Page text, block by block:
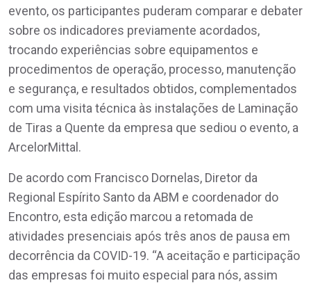
evento, os participantes puderam comparar e debater
sobre os indicadores previamente acordados,
trocando experiências sobre equipamentos e
procedimentos de operação, processo, manutenção
e segurança, e resultados obtidos, complementados
com uma visita técnica às instalações de Laminação
de Tiras a Quente da empresa que sediou o evento, a
ArcelorMittal.
De acordo com Francisco Dornelas, Diretor da
Regional Espírito Santo da ABM e coordenador do
Encontro, esta edição marcou a retomada de
atividades presenciais após três anos de pausa em
decorrência da COVID-19. “A aceitação e participação
das empresas foi muito especial para nós, assim